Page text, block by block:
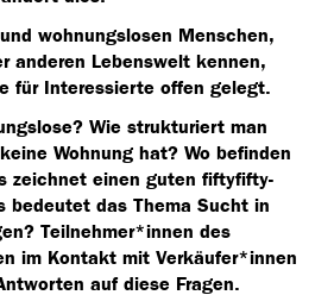
wohnungslosen Menschen,
anderen Lebenswelt kennen,
für Interessierte offen gelegt.
Wie strukturiert man
Wohnung hat? Wo befinden
zeichnet einen guten fiftyfifty-
bedeutet das Thema Sucht in
Teilnehmer*innen des
im Kontakt mit Verkäufer*innen
auf diese Fragen.